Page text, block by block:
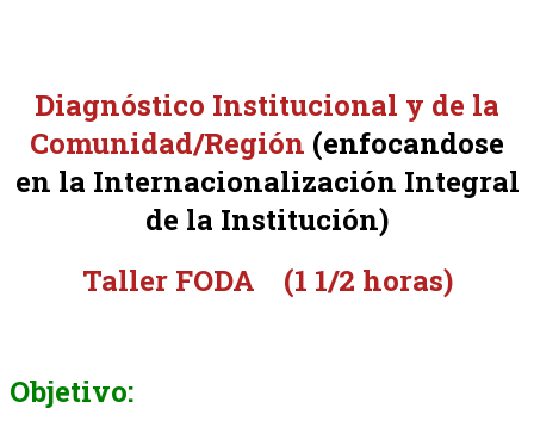
Diagnóstico Institucional y de la
Comunidad/Región (enfocandose
en la Internacionalización Integral
de la Institución)
Taller FODA (1 1/2 horas)
Objetivo: